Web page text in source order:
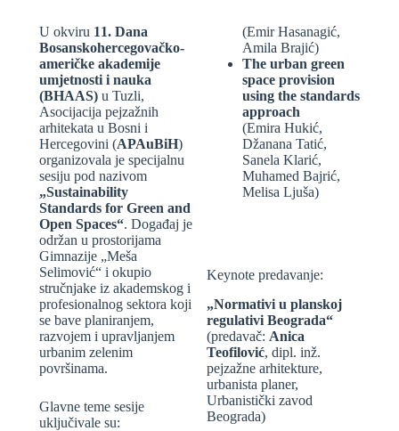
U okviru 11. Dana
Bosanskohercegovačko-
američke akademije
umjetnosti i nauka
(BHAAS) u Tuzli,
Asocijacija pejzažnih
arhitekata u Bosni i
Hercegovini (APAuBiH)
organizovala je specijalnu
sesiju pod nazivom
„Sustainability
Standards for Green and
Open Spaces“. Događaj je
održan u prostorijama
Gimnazije „Meša
Selimović“ i okupio
stručnjake iz akademskog i
profesionalnog sektora koji
se bave planiranjem,
razvojem i upravljanjem
urbanim zelenim
površinama.
Glavne teme sesije
uključivale su:
(Emir Hasanagić,
Amila Brajić)
The urban green
space provision
using the standards
approach
(Emira Hukić,
Džanana Tatić,
Sanela Klarić,
Muhamed Bajrić,
Melisa Ljuša)
Keynote predavanje:
„Normativi u planskoj
regulativi Beograda“
(predavač: Anica
Teofilović, dipl. inž.
pejzažne arhitekture,
urbanista planer,
Urbanistički zavod
Beograda)